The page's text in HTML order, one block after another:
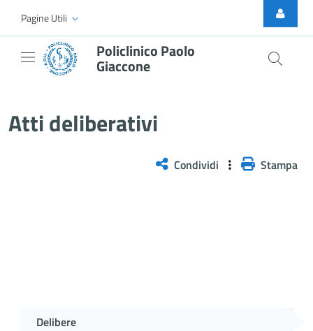
Skip to Main Content
Pagine Utili
Policlinico Paolo
Giaccone
Atti deliberativi
Condividi Stampa
Delibere